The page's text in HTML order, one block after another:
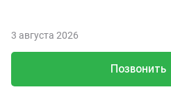
Позвонить
3 августа 2026